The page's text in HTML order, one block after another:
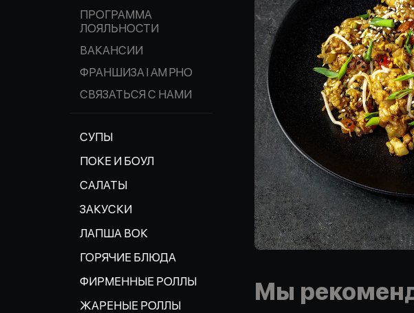
ПРОГРАММА
ЛОЯЛЬНОСТИ
ВАКАНСИИ
ФРАНШИЗА I AM PHO
СВЯЗАТЬСЯ С НАМИ
СУПЫ
ПОКЕ И БОУЛ
САЛАТЫ
ЗАКУСКИ
ЛАПША ВОК
ГОРЯЧИЕ БЛЮДА
ФИРМЕННЫЕ РОЛЛЫ
ЖАРЕНЫЕ РОЛЛЫ
Мы